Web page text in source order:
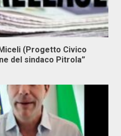
(Progetto Civico
del sindaco Pitrola”